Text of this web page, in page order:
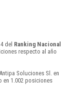
del Ranking Nacional
respecto al año
Soluciones Sl. en
en 1.002 posiciones